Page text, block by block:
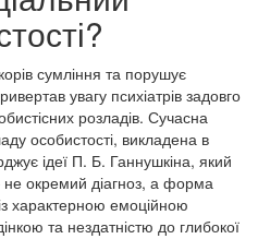
сумління та порушує
увагу психіатрів задовго
розладів. Сучасна
особистості, викладена в
ідеї П. Б. Ганнушкіна, який
окремий діагноз, а форма
характерною емоційною
та нездатністю до глибокої